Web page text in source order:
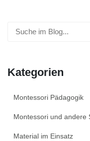
Kategorien
Montessori Pädagogik
Montessori und andere
Material im Einsatz